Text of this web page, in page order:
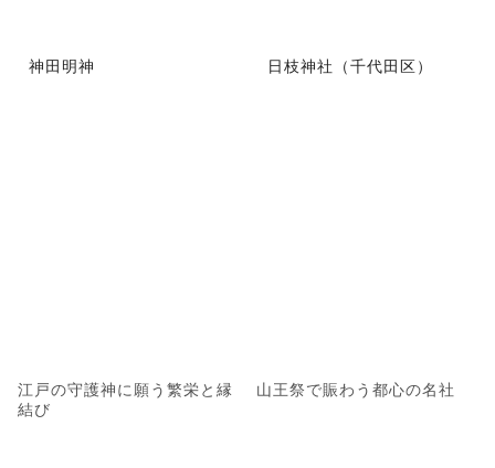
神田明神
江戸の守護神に願う繁栄と縁
結び
日枝神社（千代田区）
山王祭で賑わう都心の名社